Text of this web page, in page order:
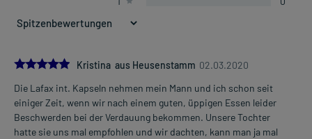
5.0
Kristina aus Heusenstamm 02.03.2020
Die Lafax int. Kapseln nehmen mein Mann und ich schon seit
einiger Zeit, wenn wir nach einem guten, üppigen Essen leider
Beschwerden bei der Verdauung bekommen. Unsere Tochter
hatte sie uns mal empfohlen und wir dachten, kann man ja mal